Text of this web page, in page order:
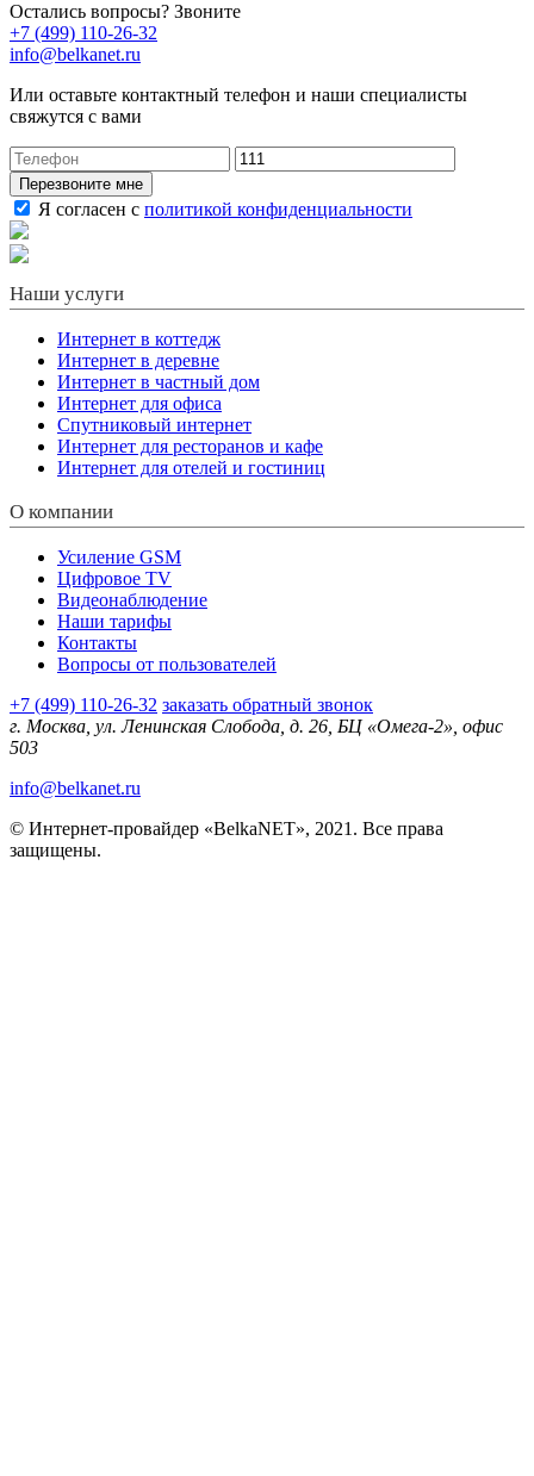
Остались вопросы? Звоните
+7 (499) 110-26-32
info@belkanet.ru
Или оставьте контактный телефон и наши специалисты
свяжутся с вами
Перезвоните мне
Я согласен с политикой конфиденциальности
Наши услуги
Интернет в коттедж
Интернет в деревне
Интернет в частный дом
Интернет для офиса
Спутниковый интернет
Интернет для ресторанов и кафе
Интернет для отелей и гостиниц
О компании
Усиление GSM
Цифровое TV
Видеонаблюдение
Наши тарифы
Контакты
Вопросы от пользователей
+7 (499) 110-26-32 заказать обратный звонок
г. Москва, ул. Ленинская Слобода, д. 26, БЦ «Омега-2», офис
503
info@belkanet.ru
© Интернет-провайдер «BelkaNET», 2021. Все права
защищены.